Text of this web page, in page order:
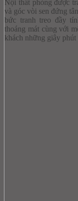
Nội thất phòng được
và góc vòi sen đứng
bức tranh treo đầy
thoáng mát cùng với
khách những giây